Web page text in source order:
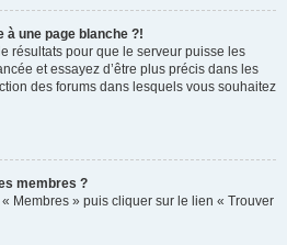
à une page blanche ?!
résultats pour que le serveur puisse les
et essayez d’être plus précis dans les
des forums dans lesquels vous souhaitez
membres ?
Membres » puis cliquer sur le lien « Trouver